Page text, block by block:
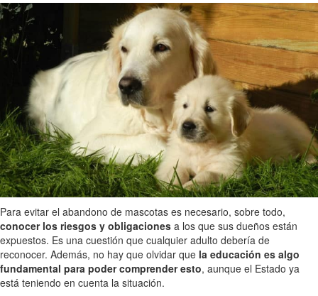
Para evitar el abandono de mascotas es necesario, sobre todo,
conocer los riesgos y obligaciones a los que sus dueños están
expuestos. Es una cuestión que cualquier adulto debería de
reconocer. Además, no hay que olvidar que la educación es algo
fundamental para poder comprender esto, aunque el Estado ya
está teniendo en cuenta la situación.